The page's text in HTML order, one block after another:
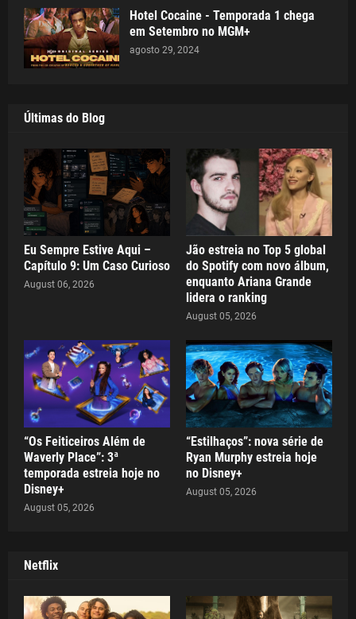
Hotel Cocaine - Temporada 1 chega
em Setembro no MGM+
agosto 29, 2024
Últimas do Blog
Eu Sempre Estive Aqui –
Capítulo 9: Um Caso Curioso
August 06, 2026
Jão estreia no Top 5 global
do Spotify com novo álbum,
enquanto Ariana Grande
lidera o ranking
August 05, 2026
“Os Feiticeiros Além de
Waverly Place”: 3ª
temporada estreia hoje no
Disney+
August 05, 2026
“Estilhaços”: nova série de
Ryan Murphy estreia hoje
no Disney+
August 05, 2026
Netflix